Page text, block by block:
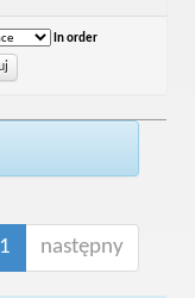
In order
1 następny